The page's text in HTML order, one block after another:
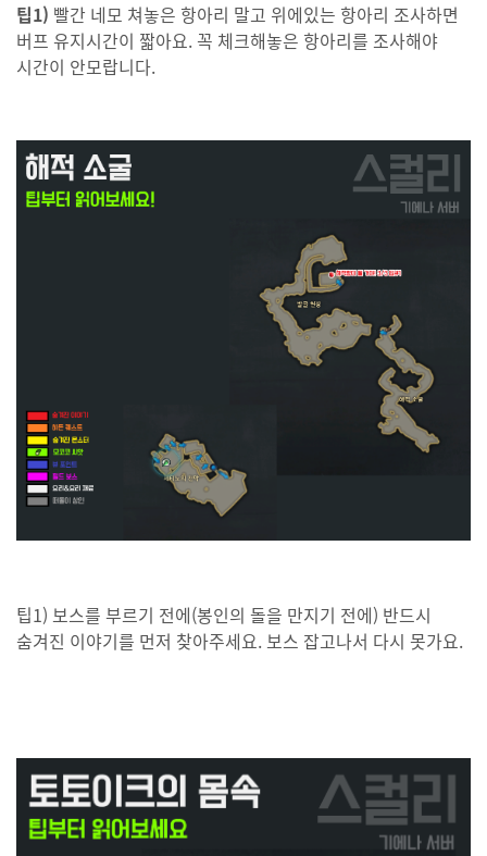
팁1) 빨간 네모 쳐놓은 항아리 말고 위에있는 항아리 조사하면
버프 유지시간이 짧아요. 꼭 체크해놓은 항아리를 조사해야
시간이 안모랍니다.
팁1) 보스를 부르기 전에(봉인의 돌을 만지기 전에) 반드시
숨겨진 이야기를 먼저 찾아주세요. 보스 잡고나서 다시 못가요.